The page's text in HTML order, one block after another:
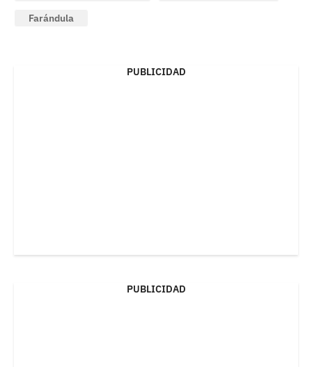
Farándula
PUBLICIDAD
PUBLICIDAD